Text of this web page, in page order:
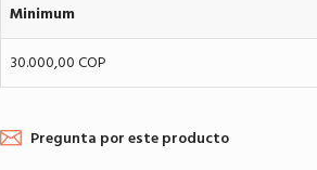
Minimum
30.000,00 COP
Pregunta por este producto